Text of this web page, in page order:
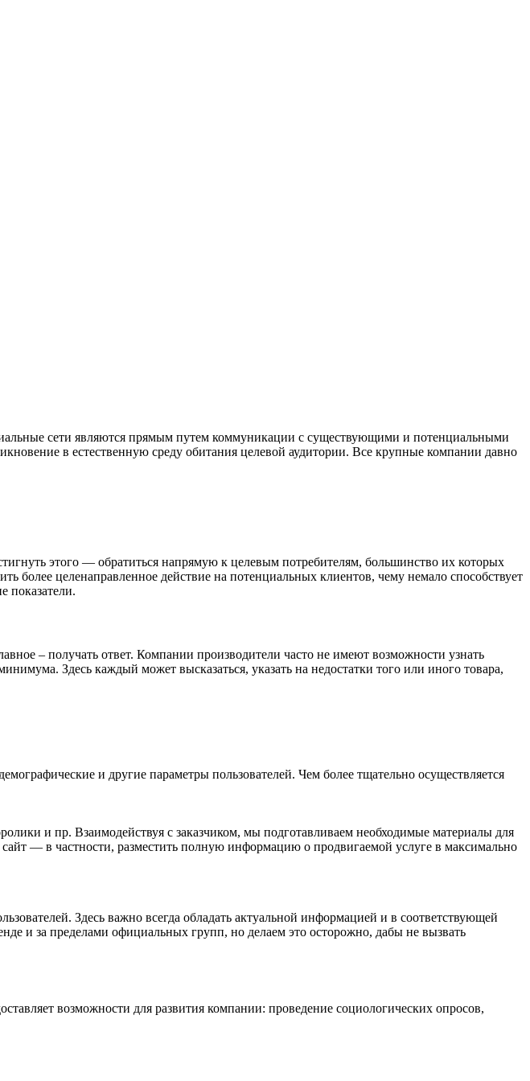
сети являются прямым путем коммуникации с существующими и потенциальными
в естественную среду обитания целевой аудитории. Все крупные компании давно
этого — обратиться напрямую к целевым потребителям, большинство их которых
более целенаправленное действие на потенциальных клиентов, чему немало способствует
показатели.
– получать ответ. Компании производители часто не имеют возможности узнать
Здесь каждый может высказаться, указать на недостатки того или иного товара,
и другие параметры пользователей. Чем более тщательно осуществляется
и пр. Взаимодействуя с заказчиком, мы подготавливаем необходимые материалы для
— в частности, разместить полную информацию о продвигаемой услуге в максимально
Здесь важно всегда обладать актуальной информацией и в соответствующей
и за пределами официальных групп, но делаем это осторожно, дабы не вызвать
возможности для развития компании: проведение социологических опросов,